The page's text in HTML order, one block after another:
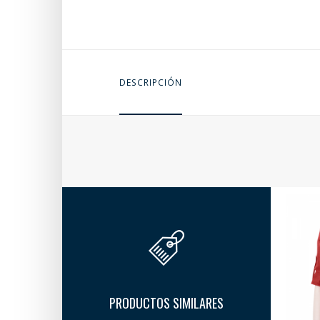
DESCRIPCIÓN
PRODUCTOS SIMILARES